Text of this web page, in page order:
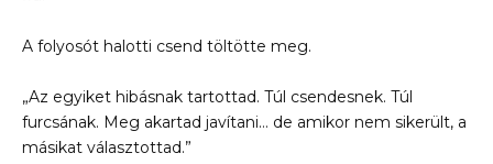
A folyosót halotti csend töltötte meg.
„Az egyiket hibásnak tartottad. Túl csendesnek. Túl
furcsának. Meg akartad javítani… de amikor nem sikerült, a
másikat választottad.”